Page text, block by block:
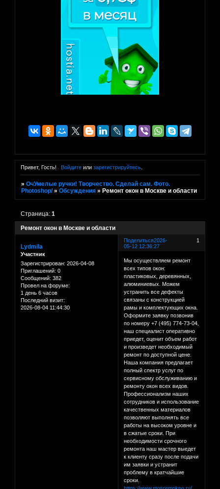
Привет, Гость! Войдитеили зарегистрируйтесь.
»ОчУмелые ручки! Творчество. Сделай сам. Фото.
Photoshop/ »Обсуждения » Ремонт окон в Москве и области
Ремонт окон в Москве и области
Страница:1
Поделиться 1
2026-
05-12 12:36:27
Lydmila
Участник
Зарегистрирован: 2026-04-08
Приглашений: 0
Сообщений: 382
Провел на форуме:
1 день 6 часов
Последний визит:
2026-08-04 11:44:30
Мы осуществляем ремонт
всех типов окон:
пластиковых, деревянных,
алюминиевых. Можем
устранить все дефекты
связаны с конструкцией
рамы и комплектующих окна.
Оформите заявку позвонив
по номеру +7 (495) 774-73-04,
наш специалист оперативно
приедет, оценит объем работ
и произведет необходимый
ремонт по доступной цене.
Наша компания предлагает
полный спектр услуг по
сервисному обслуживанию и
ремонту окон всех видов.
Профессионализм наших
сотрудников и использование
качественных материалов
позволяют выполнять все
работы на высоком уровне и
в сжатые сроки. При
необходимости срочного
ремонта наш мастер выедет
к клиенту сразу после подачи
им заявки и устранит
проблему в кратчайшие
сроки.